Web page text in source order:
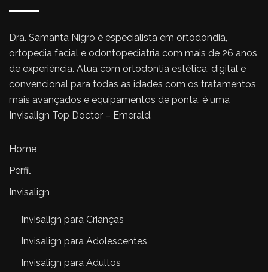
Dra. Samanta Nigro é especialista em ortodondia,
ortopedia facial e odontopediatria com mais de 26 anos
de experiência. Atua com ortodontia estética, digital e
convencional para todas as idades com os tratamentos
mais avançados e equipamentos de ponta, é uma
Invisalign Top Doctor – Emerald.
Home
Perfil
Invisalign
Invisalign para Crianças
Invisalign para Adolescentes
Invisalign para Adultos